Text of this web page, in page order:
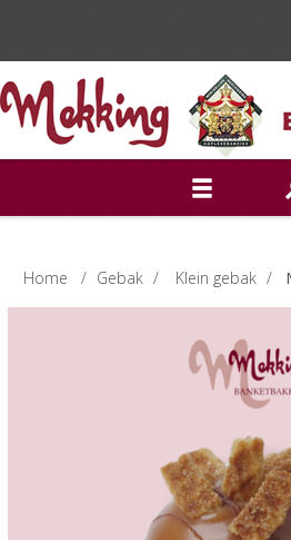
Home / Gebak / Klein gebak /